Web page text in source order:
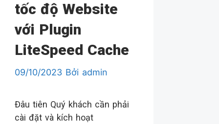
tốc độ Website
với Plugin
LiteSpeed Cache
09/10/2023 Bởi admin
Đâu tiên Quý khách cần phải
cài đặt và kích hoạt